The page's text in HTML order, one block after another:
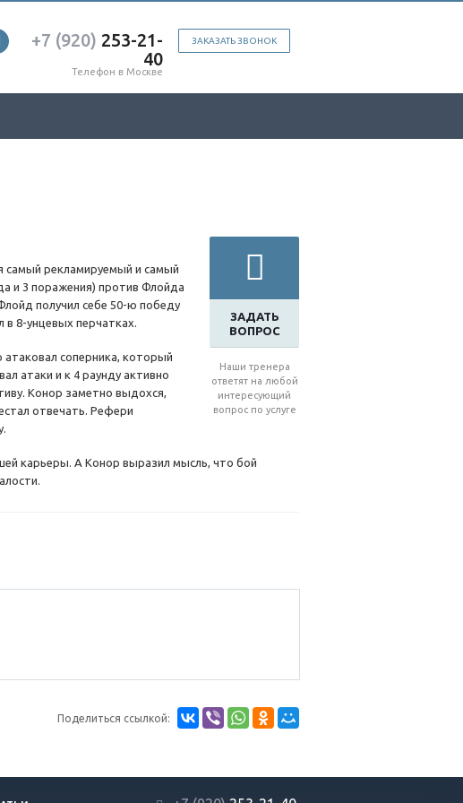
ЗАКАЗАТЬ ЗВОНОК
+7 (920) 253-21-
40
Телефон в Москве
ЗАДАТЬ
ВОПРОС
Наши тренера
ответят на любой
интересующий
вопрос по услуге
самый рекламируемый и самый
и 3 поражения) против Флойда
получил себе 50-ю победу
в 8-унцевых перчатках.
соперника, который
атаки и к 4 раунду активно
Конор заметно выдохся,
отвечать. Рефери
карьеры. А Конор выразил мысль, что бой
Поделиться ссылкой: